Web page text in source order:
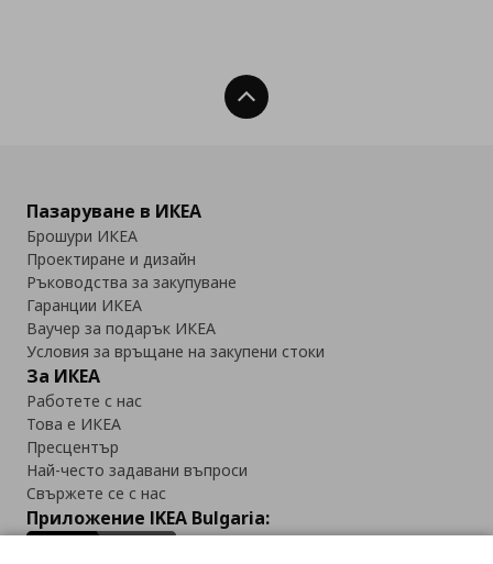
Нагоре
Пазаруване в ИКЕА
Брошури ИКЕА
Проектиране и дизайн
Ръководства за закупуване
Гаранции ИКЕА
Ваучер за подарък ИКЕА
Условия за връщане на закупени стоки
За ИКЕА
Работете с нас
Това е ИКЕА
Пресцентър
Най-често задавани въпроси
Свържете се с нас
Приложение IKEA Bulgaria: